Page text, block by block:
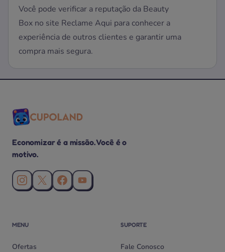
Você pode verificar a reputação da Beauty
Box no site Reclame Aqui para conhecer a
experiência de outros clientes e garantir uma
compra mais segura.
Economizar é a missão. Você é o
motivo.
Instagram da Cupoland
X (Twitter) da Cupoland
Facebook da Cupoland
Canal da Cupoland no YouTube
MENU
Ofertas
SUPORTE
Fale Conosco